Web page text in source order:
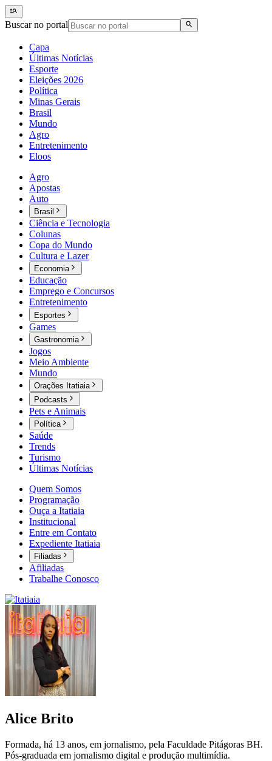
Buscar no portal
Capa
Últimas Notícias
Esporte
Eleições 2026
Política
Minas Gerais
Brasil
Mundo
Agro
Entretenimento
Eloos
Agro
Apostas
Auto
Brasil
Ciência e Tecnologia
Colunas
Copa do Mundo
Cultura e Lazer
Economia
Educação
Emprego e Concursos
Entretenimento
Esportes
Games
Gastronomia
Jogos
Meio Ambiente
Mundo
Orações Itatiaia
Podcasts
Pets e Animais
Política
Saúde
Trends
Turismo
Últimas Notícias
Quem Somos
Programação
Ouça a Itatiaia
Institucional
Entre em Contato
Expediente Itatiaia
Filiadas
Afiliadas
Trabalhe Conosco
Alice Brito
Formada, há 13 anos, em jornalismo, pela Faculdade Pitágoras BH.
Pós-graduada em jornalismo digital e produção multimídia.